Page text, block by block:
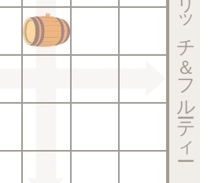
リッチ＆フルーティー